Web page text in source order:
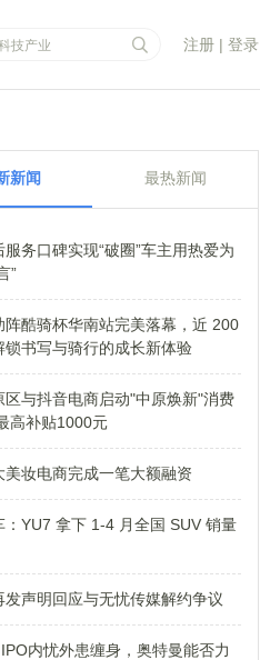
注册 | 登录
新闻 最热新闻
服务口碑实现“破圈”车主用热爱为
”
阵酷骑杯华南站完美落幕，近 200
锁书写与骑行的成长新体验
区与抖音电商启动"中原焕新"消费
高补贴1000元
美妆电商完成一笔大额融资
：YU7 拿下 1-4 月全国 SUV 销量
发声明回应与无忧传媒解约争议
内忧外患缠身，奥特曼能否力